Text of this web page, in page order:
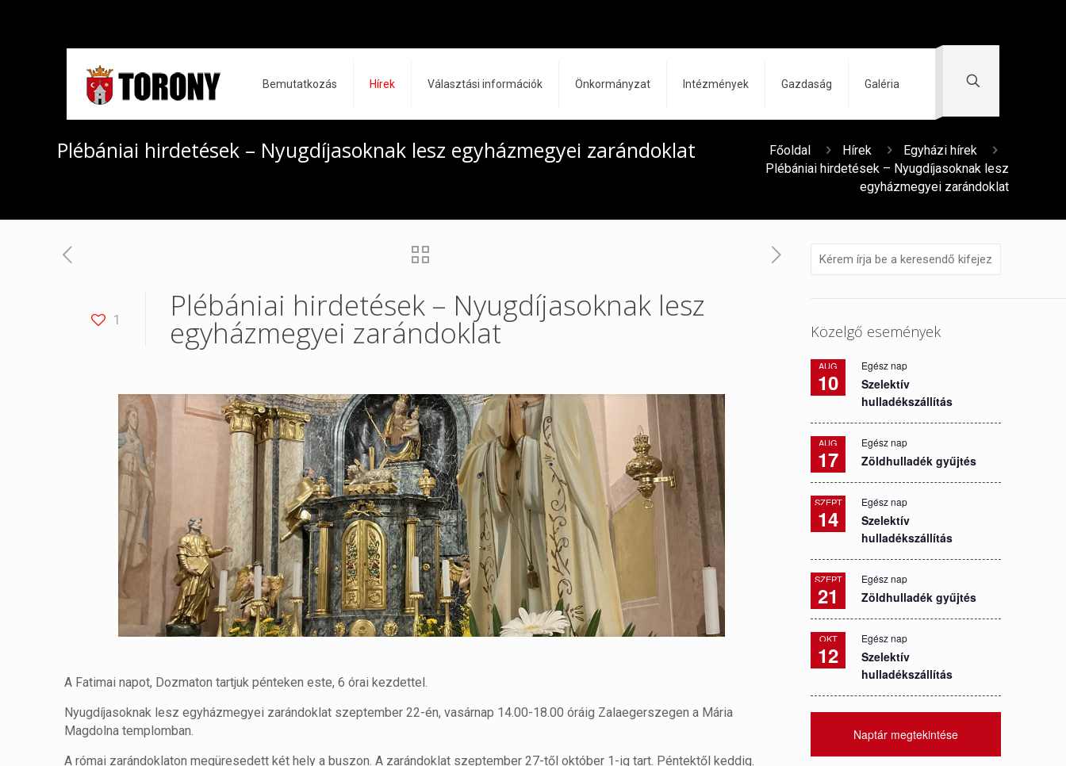
Bemutatkozás Hírek Választási információk Önkormányzat Intézmények Gazdaság Galéria
Plébániai hirdetések – Nyugdíjasoknak lesz egyházmegyei zarándoklat Főoldal Hírek
Egyházi hírek
Plébániai hirdetések – Nyugdíjasoknak lesz
egyházmegyei zarándoklat
1 Plébániai hirdetések – Nyugdíjasoknak lesz
egyházmegyei zarándoklat
A Fatimai napot, Dozmaton tartjuk pénteken este, 6 órai kezdettel.
Nyugdíjasoknak lesz egyházmegyei zarándoklat szeptember 22-én, vasárnap 14.00-18.00 óráig Zalaegerszegen a Mária
Magdolna templomban.
A római zarándoklaton megüresedett két hely a buszon. A zarándoklat szeptember 27-től október 1-ig tart. Péntektől keddig.
Közelgő események
AUG
10
Egész nap
Szelektív
hulladékszállítás
AUG
17
Egész nap
Zöldhulladék gyűjtés
SZEPT
14
Egész nap
Szelektív
hulladékszállítás
SZEPT
21
Egész nap
Zöldhulladék gyűjtés
OKT
12
Egész nap
Szelektív
hulladékszállítás
Naptár megtekintése